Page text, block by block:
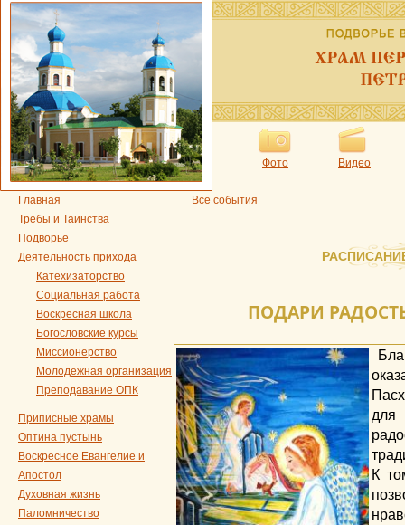
Фото Видео
Главная
Требы и Таинства
Подворье
Деятельность прихода
Катехизаторство
Социальная работа
Воскресная школа
Богословские курсы
Миссионерство
Молодежная организация
Преподавание ОПК
Приписные храмы
Оптина пустынь
Воскресное Евангелие и
Апостол
Духовная жизнь
Паломничество
Все события
ПОДАРИ
для
К